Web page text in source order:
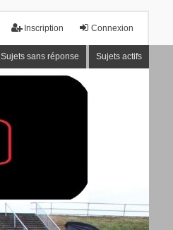
Connexion
Inscription
Sujets sans réponse Sujets actifs